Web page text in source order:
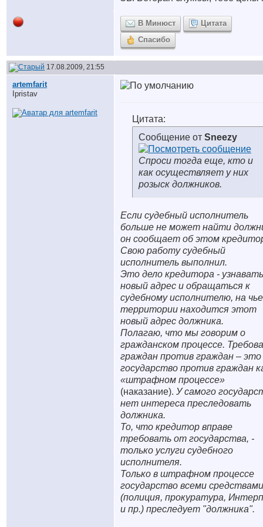
В Минюст
Цитата
Спасибо
17.08.2009, 21:55
artemfarit
Ipristav
Цитата:
Сообщение от Sneezy
Спроси тогда еще, кто и
как осуществляет у них
розыск должников.
Если судебный исполнитель
больше не может найти
он сообщает об этом
Свою работу судебный
исполнитель выполнил.
Это дело кредитора - узнавать
новый адрес и обращаться к
судебному исполнителю, на
территории находится этот
новый адрес должника.
Полагаю, что мы говорим о
гражданском процессе.
граждан против граждан – это
государство против граждан
«штрафном процессе»
(наказание). У самого
нет интереса преследовать
должника.
То, что кредитор вправе
требовать от государства, -
только услуги судебного
исполнителя.
Только в штрафном процессе
государство всеми средствами
(полиция, прокуратура,
и пр.) преследует "должника".